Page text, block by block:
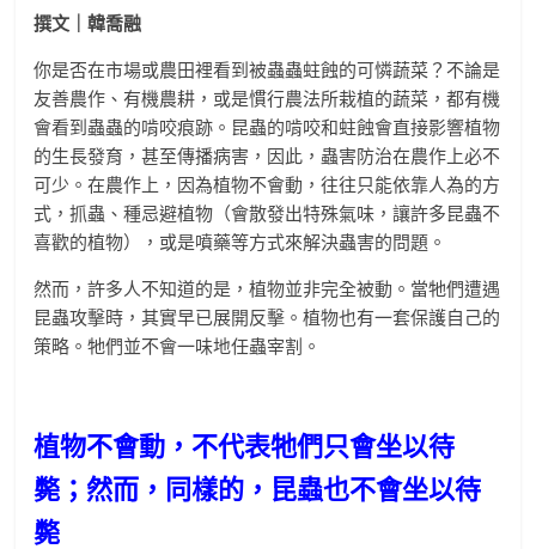
撰文｜韓喬融
你是否在市場或農田裡看到被蟲蟲蛀蝕的可憐蔬菜？不論是
友善農作、有機農耕，或是慣行農法所栽植的蔬菜，都有機
會看到蟲蟲的啃咬痕跡。昆蟲的啃咬和蛀蝕會直接影響植物
的生長發育，甚至傳播病害，因此，蟲害防治在農作上必不
可少。在農作上，因為植物不會動，往往只能依靠人為的方
式，抓蟲、種忌避植物（會散發出特殊氣味，讓許多昆蟲不
喜歡的植物），或是噴藥等方式來解決蟲害的問題。
然而，許多人不知道的是，植物並非完全被動。當牠們遭遇
昆蟲攻擊時，其實早已展開反擊。植物也有一套保護自己的
策略。牠們並不會一味地任蟲宰割。
植物不會動，不代表牠們只會坐以待
斃；然而，同樣的，昆蟲也不會坐以待
斃